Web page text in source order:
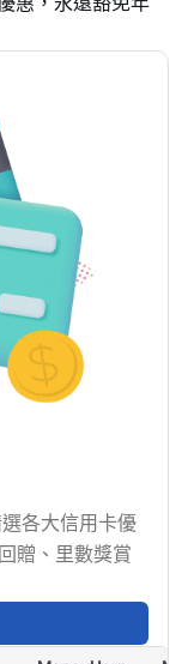
各大信用卡優
贈、里數獎賞